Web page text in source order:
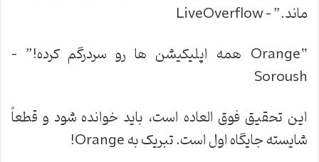
ماند.” – LiveOverflow
“Orange
همه اپلیکیشن ها رو سردرگم کرده!” –
Soroush
این تحقیق فوق العاده است، باید خوانده شود و قطعاً
شایسته جایگاه اول است. تبریک به